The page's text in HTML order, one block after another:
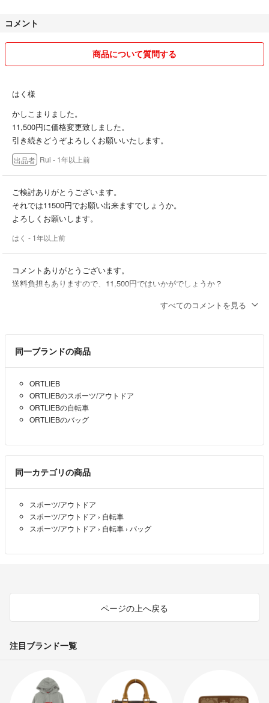
したら、取引前にメッセージでご連絡ください。
お取引を心がけます。平日日中は仕事のため連絡が遅れることがあるか
不明点は、お気軽にコメントにてお問い合わせください。
コメント
商品について質問する
はく様
かしこまりました。
11,500円に価格変更致しました。
引き続きどうぞよろしくお願いいたします。
出品者 Rui - 1年以上前
ご検討ありがとうございます。
それでは11500円でお願い出来ますでしょうか。
よろしくお願いします。
はく - 1年以上前
コメントありがとうございます。
送料負担もありますので、11,500円ではいかがでしょうか？
はじめまして。
よろしくお願いします。
はく - 1年以上前
すべてのコメントを見る
同一ブランドの商品
ORTLIEB
ORTLIEBのスポーツ/アウトドア
ORTLIEBの自転車
ORTLIEBのバッグ
同一カテゴリの商品
スポーツ/アウトドア
スポーツ/アウトドア › 自転車
スポーツ/アウトドア › 自転車 › バッグ
ページの上へ戻る
注目ブランド一覧